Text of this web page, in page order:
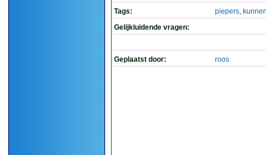
Tags:
piepers,
Gelijkluidende vragen:
Geplaatst door: roos